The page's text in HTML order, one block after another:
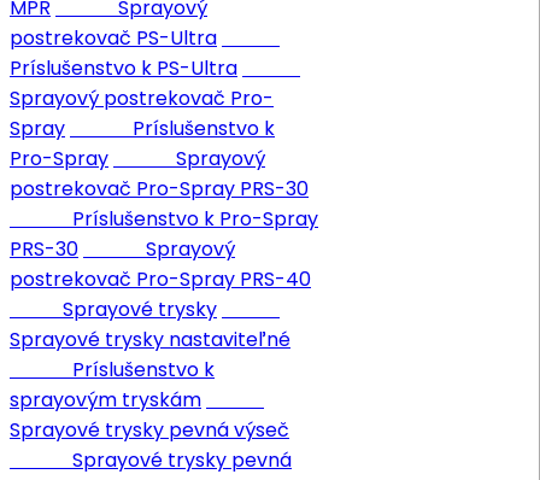
MPR
Sprayový
postrekovač PS-Ultra
Príslušenstvo k PS-Ultra
Sprayový postrekovač Pro-
Spray
Príslušenstvo k
Pro-Spray
Sprayový
postrekovač Pro-Spray PRS-30
Príslušenstvo k Pro-Spray
PRS-30
Sprayový
postrekovač Pro-Spray PRS-40
Sprayové trysky
Sprayové trysky nastaviteľné
Príslušenstvo k
sprayovým tryskám
Sprayové trysky pevná výseč
Sprayové trysky pevná